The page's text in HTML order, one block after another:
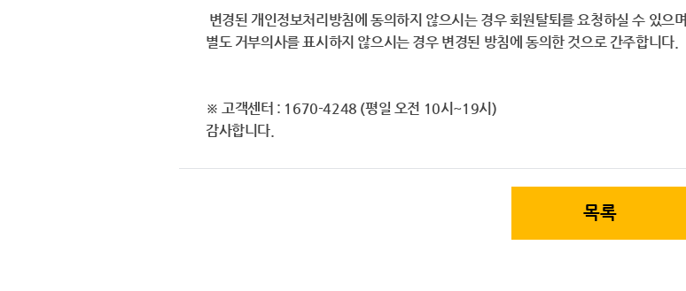
변경된 개인정보처리방침에 동의하지 않으시는 경우 회원탈퇴를 요청하실 수 있으며,
별도 거부의사를 표시하지 않으시는 경우 변경된 방침에 동의한 것으로 간주합니다.
※ 고객센터 : 1670-4248 (평일 오전 10시~19시)
감사합니다.
목록